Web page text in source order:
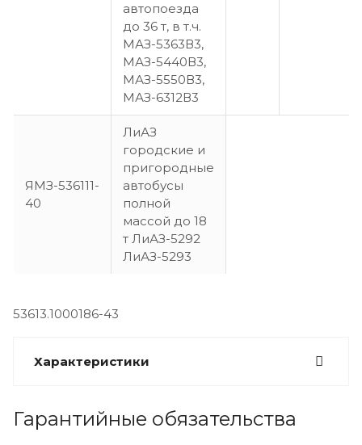
автопоезда
до 36 т, в т.ч.
МАЗ-5363В3,
МАЗ-5440В3,
МАЗ-5550В3,
МАЗ-6312В3
ЯМЗ-536111-
40
ЛиАЗ
городские и
пригородные
автобусы
полной
массой до 18
т ЛиАЗ-5292
ЛиАЗ-5293
53613.1000186-43
Характеристики
Гарантийные обязательства